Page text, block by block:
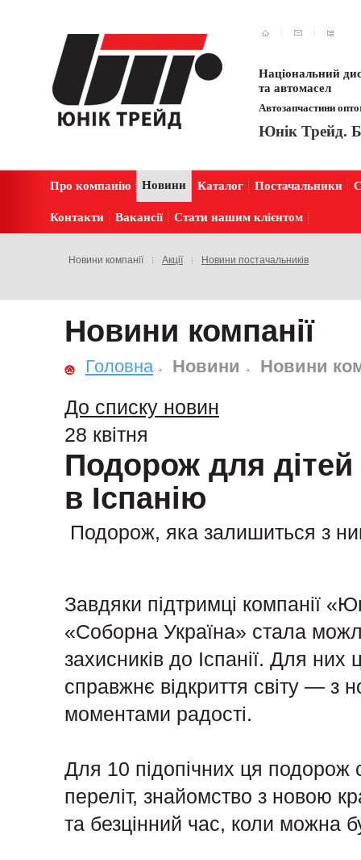
Національний
та автомасел
Автозапчастини
Юнік Трейд.
Про компанію Новини Каталог Постачальники
Контакти Вакансії Стати нашим клієнтом
Новини компанії Акції Новини постачальників
Новини компанії
Головна Новини Новини
До списку новин
28 квітня
Подорож для дітей
в Іспанію
Подорож, яка залишиться з
Завдяки підтримці компанії
«Соборна Україна» стала
захисників до Іспанії. Для
справжнє відкриття світу — з
моментами радості.
Для 10 підопічних ця
переліт, знайомство з новою
та безцінний час, коли можна